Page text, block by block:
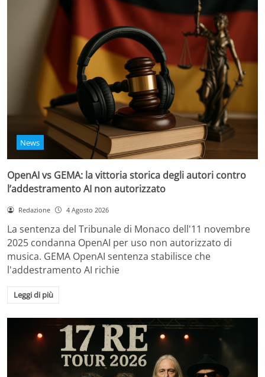
News
OpenAI vs GEMA: la vittoria storica degli autori contro
l’addestramento AI non autorizzato
Redazione 4 Agosto 2026
La sentenza del Tribunale di Monaco dell'11 novembre
2025 condanna OpenAI per uso non autorizzato di
musica. GEMA OpenAI sentenza stabilisce che
l'addestramento AI richie
Leggi di più